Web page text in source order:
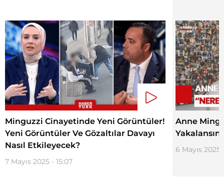
Minguzzi Cinayetinde Yeni Görüntüler!
Yeni Görüntüler Ve Gözaltılar Davayı
Nasıl Etkileyecek?
7 Mayıs 2025 - 15:07
Anne
Yakalansın"
6 Mayıs 2025